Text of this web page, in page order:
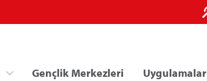
Gençlik Merkezleri Uygulamalar